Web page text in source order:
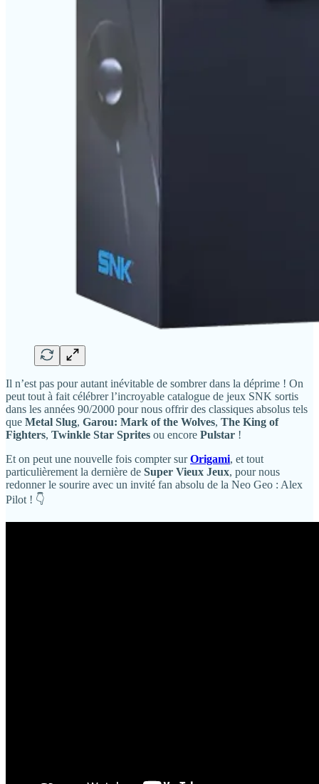
Il n’est pas pour autant inévitable de sombrer dans la déprime ! On
peut tout à fait célébrer l’incroyable catalogue de jeux SNK sortis
dans les années 90/2000 pour nous offrir des classiques absolus tels
que Metal Slug, Garou: Mark of the Wolves, The King of
Fighters, Twinkle Star Sprites ou encore Pulstar !
Et on peut une nouvelle fois compter surOrigami, et tout
particulièrement la dernière de Super Vieux Jeux, pour nous
redonner le sourire avec un invité fan absolu de la Neo Geo : Alex
Pilot ! 👇